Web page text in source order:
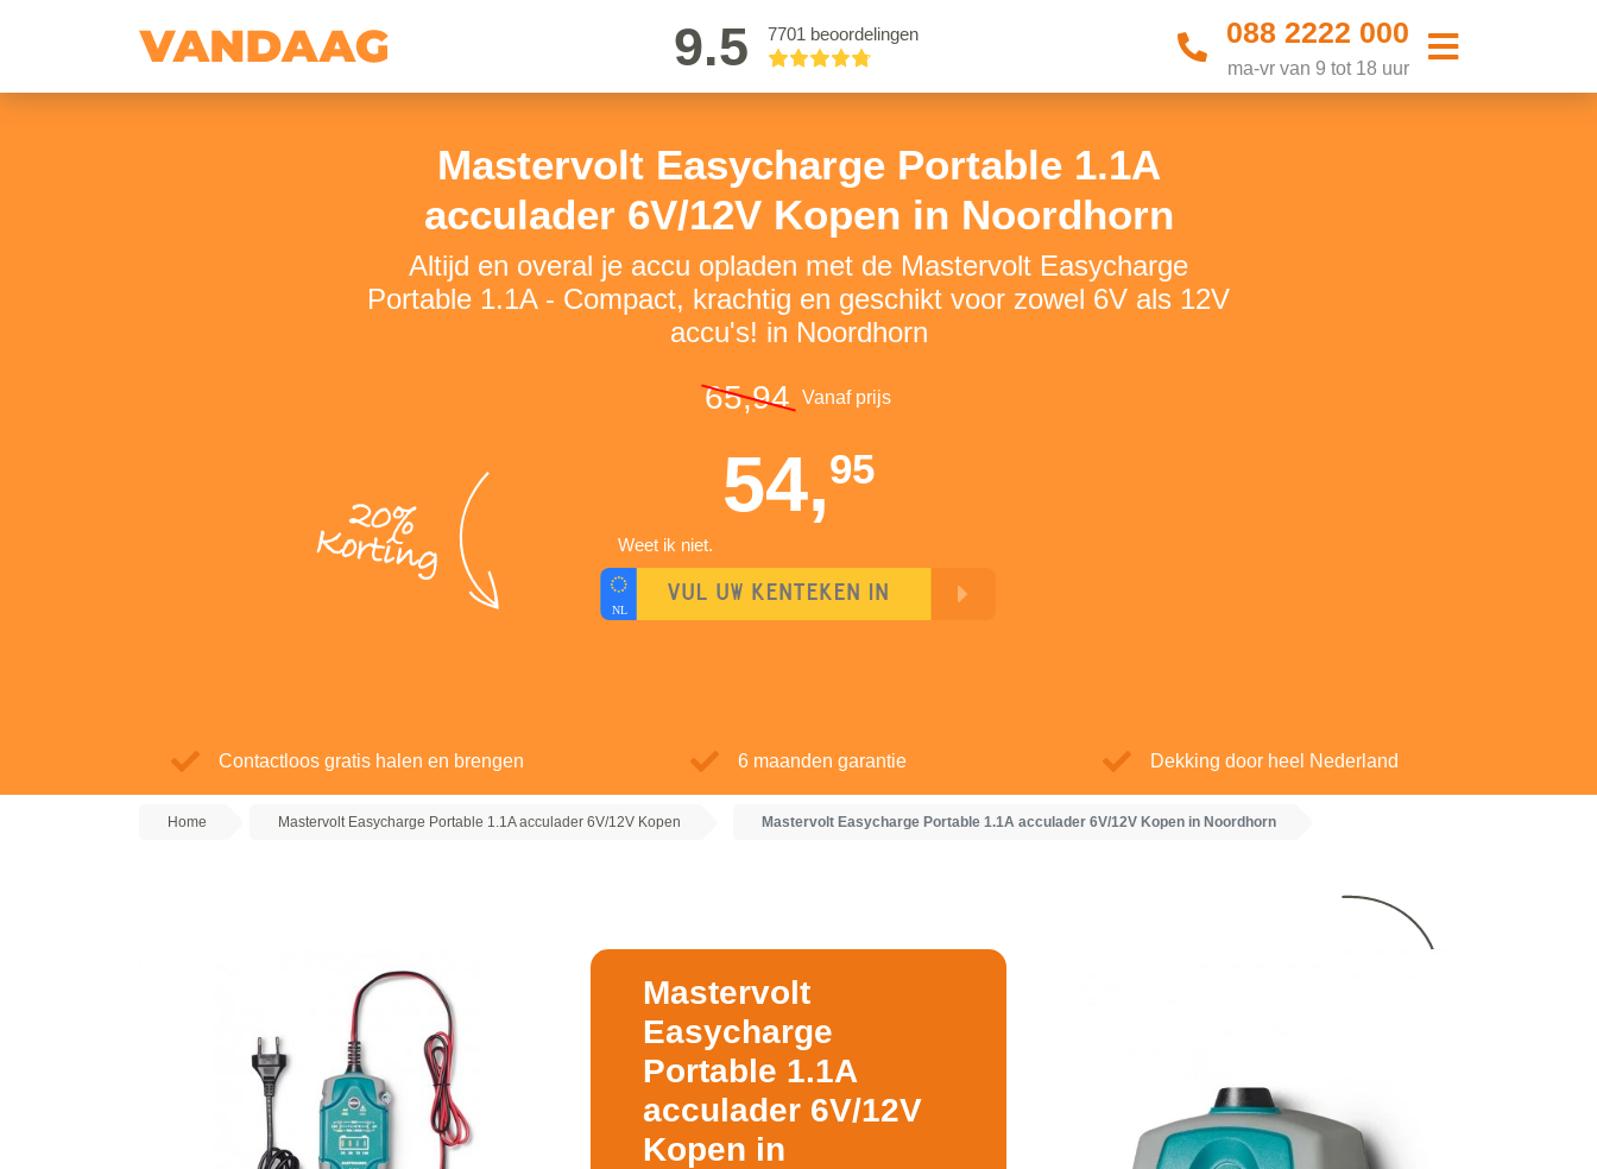
9.5 7701 beoordelingen 088 2222 000
ma-vr van 9 tot 18 uur
Mastervolt Easycharge Portable 1.1A
acculader 6V/12V Kopen in Noordhorn
Altijd en overal je accu opladen met de Mastervolt Easycharge
Portable 1.1A - Compact, krachtig en geschikt voor zowel 6V als 12V
accu's! in Noordhorn
20%
Korting
65,94 Vanaf prijs
54,95
Weet ik niet.
Contactloos gratis halen en brengen 6 maanden garantie Dekking door heel Nederland
Home Mastervolt Easycharge Portable 1.1A acculader 6V/12V Kopen Mastervolt Easycharge Portable 1.1A acculader 6V/12V Kopen in Noordhorn
Mastervolt
Easycharge
Portable 1.1A
acculader 6V/12V
Kopen in